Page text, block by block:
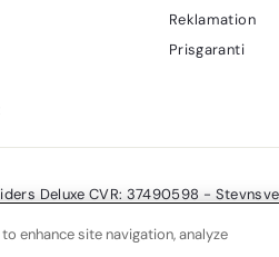
Reklamation
Prisgaranti
Deluxe CVR: 37490598 -
enhance site navigation, analyze